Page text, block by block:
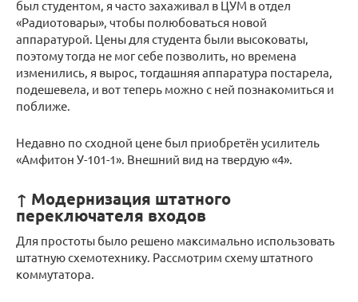
был студентом, я часто захаживал в ЦУМ в отдел
«Радиотовары», чтобы полюбоваться новой
аппаратурой. Цены для студента были высоковаты,
поэтому тогда не мог себе позволить, но времена
изменились, я вырос, тогдашняя аппаратура постарела,
подешевела, и вот теперь можно с ней познакомиться и
поближе.
Недавно по сходной цене был приобретён усилитель
«Амфитон У-101-1». Внешний вид на твердую «4».
↑ Модернизация штатного
переключателя входов
Для простоты было решено максимально использовать
штатную схемотехнику. Рассмотрим схему штатного
коммутатора.